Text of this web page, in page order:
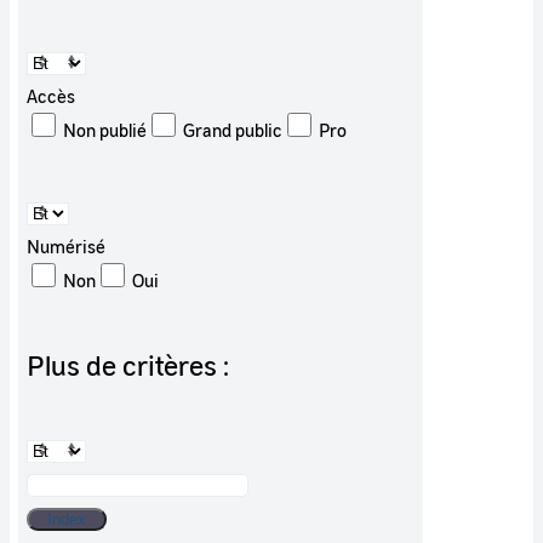
Accès
Non publié
Grand public Pro
Numérisé
Non
Oui
Plus de critères :